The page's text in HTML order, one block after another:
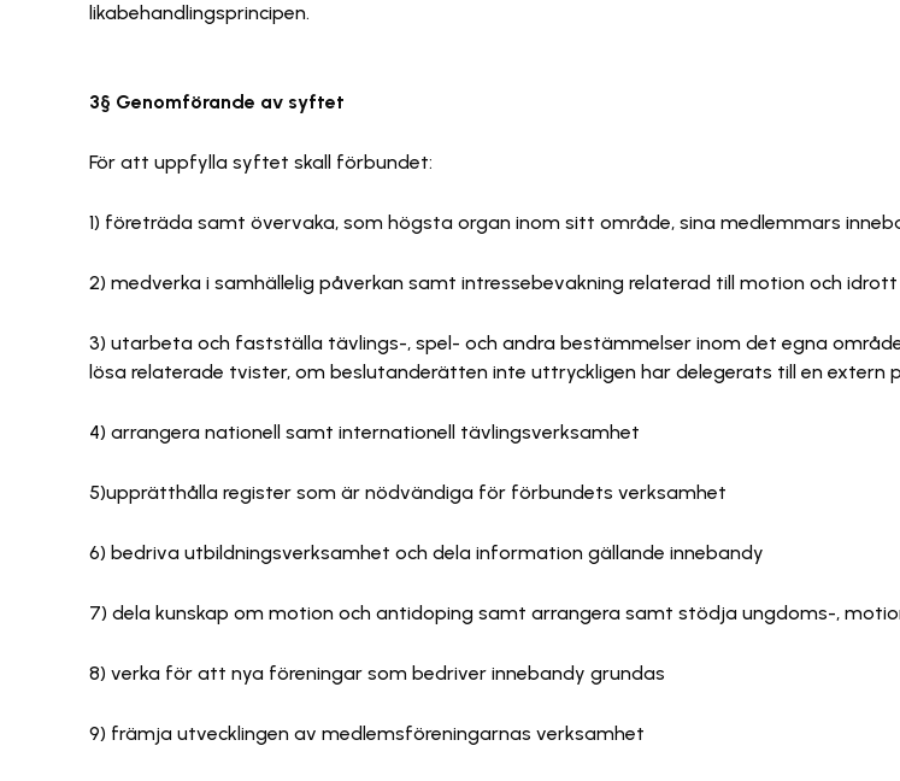
likabehandlingsprincipen.
3§ Genomförande av syftet
För att uppfylla syftet skall förbundet:
1) företräda samt övervaka, som högsta organ inom sitt område, sina medlemmars
2) medverka i samhällelig påverkan samt intressebevakning relaterad till motion och idrott
3) utarbeta och fastställa tävlings-, spel- och andra bestämmelser inom det egna
lösa relaterade tvister, om beslutanderätten inte uttryckligen har delegerats till en extern
4) arrangera nationell samt internationell tävlingsverksamhet
5)upprätthålla register som är nödvändiga för förbundets verksamhet
6) bedriva utbildningsverksamhet och dela information gällande innebandy
7) dela kunskap om motion och antidoping samt arrangera samt stödja ungdoms-,
8) verka för att nya föreningar som bedriver innebandy grundas
9) främja utvecklingen av medlemsföreningarnas verksamhet